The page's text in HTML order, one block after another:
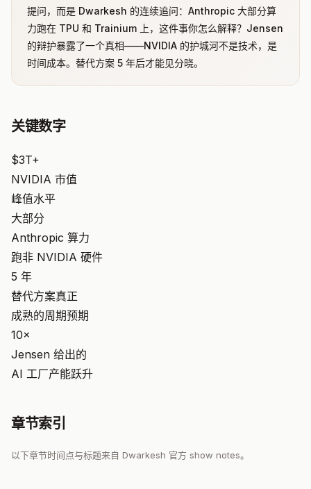
提问，而是 Dwarkesh 的连续追问：Anthropic 大部分算
力跑在 TPU 和 Trainium 上，这件事你怎么解释？Jensen
的辩护暴露了一个真相——NVIDIA 的护城河不是技术，是
时间成本。替代方案 5 年后才能见分晓。
关键数字
$3T+
NVIDIA 市值
峰值水平
大部分
Anthropic 算力
跑非 NVIDIA 硬件
5 年
替代方案真正
成熟的周期预期
10×
Jensen 给出的
AI 工厂产能跃升
章节索引
以下章节时间点与标题来自 Dwarkesh 官方 show notes。